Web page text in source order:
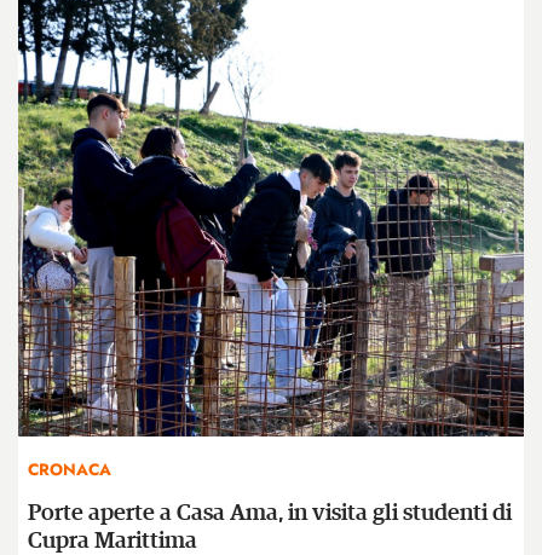
CRONACA
Porte aperte a Casa Ama, in visita gli studenti di
Cupra Marittima